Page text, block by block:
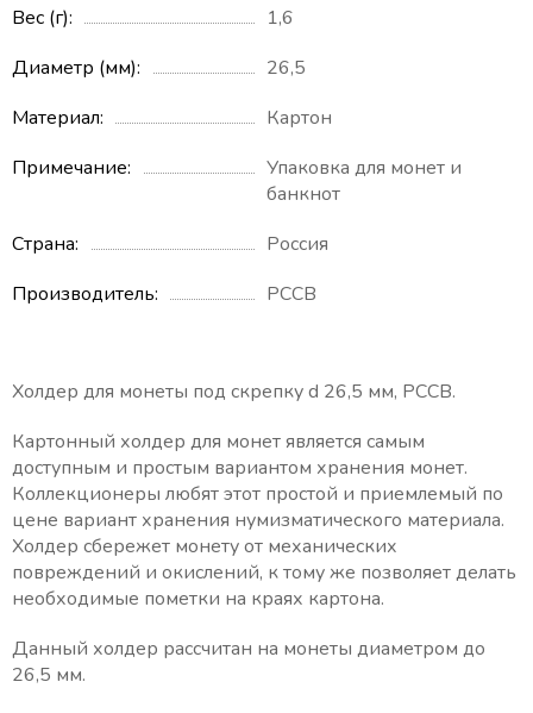
Вес (г)
1,6
Диаметр (мм)
26,5
Материал
Картон
Примечание
Упаковка для монет и
банкнот
Страна
Россия
Производитель
PCCB
Холдер для монеты под скрепку d 26,5 мм, PCCB.
Картонный холдер для монет является самым
доступным и простым вариантом хранения монет.
Коллекционеры любят этот простой и приемлемый по
цене вариант хранения нумизматического материала.
Холдер сбережет монету от механических
повреждений и окислений, к тому же позволяет делать
необходимые пометки на краях картона.
Данный холдер рассчитан на монеты диаметром до
26,5 мм.